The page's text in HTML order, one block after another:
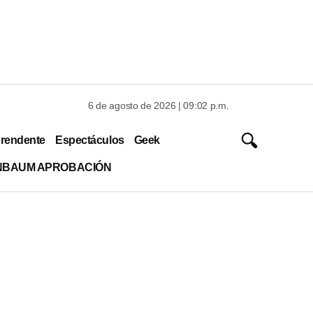
6 de agosto de 2026 | 09:02 p.m.
Espectáculos Geek
APROBACIÓN